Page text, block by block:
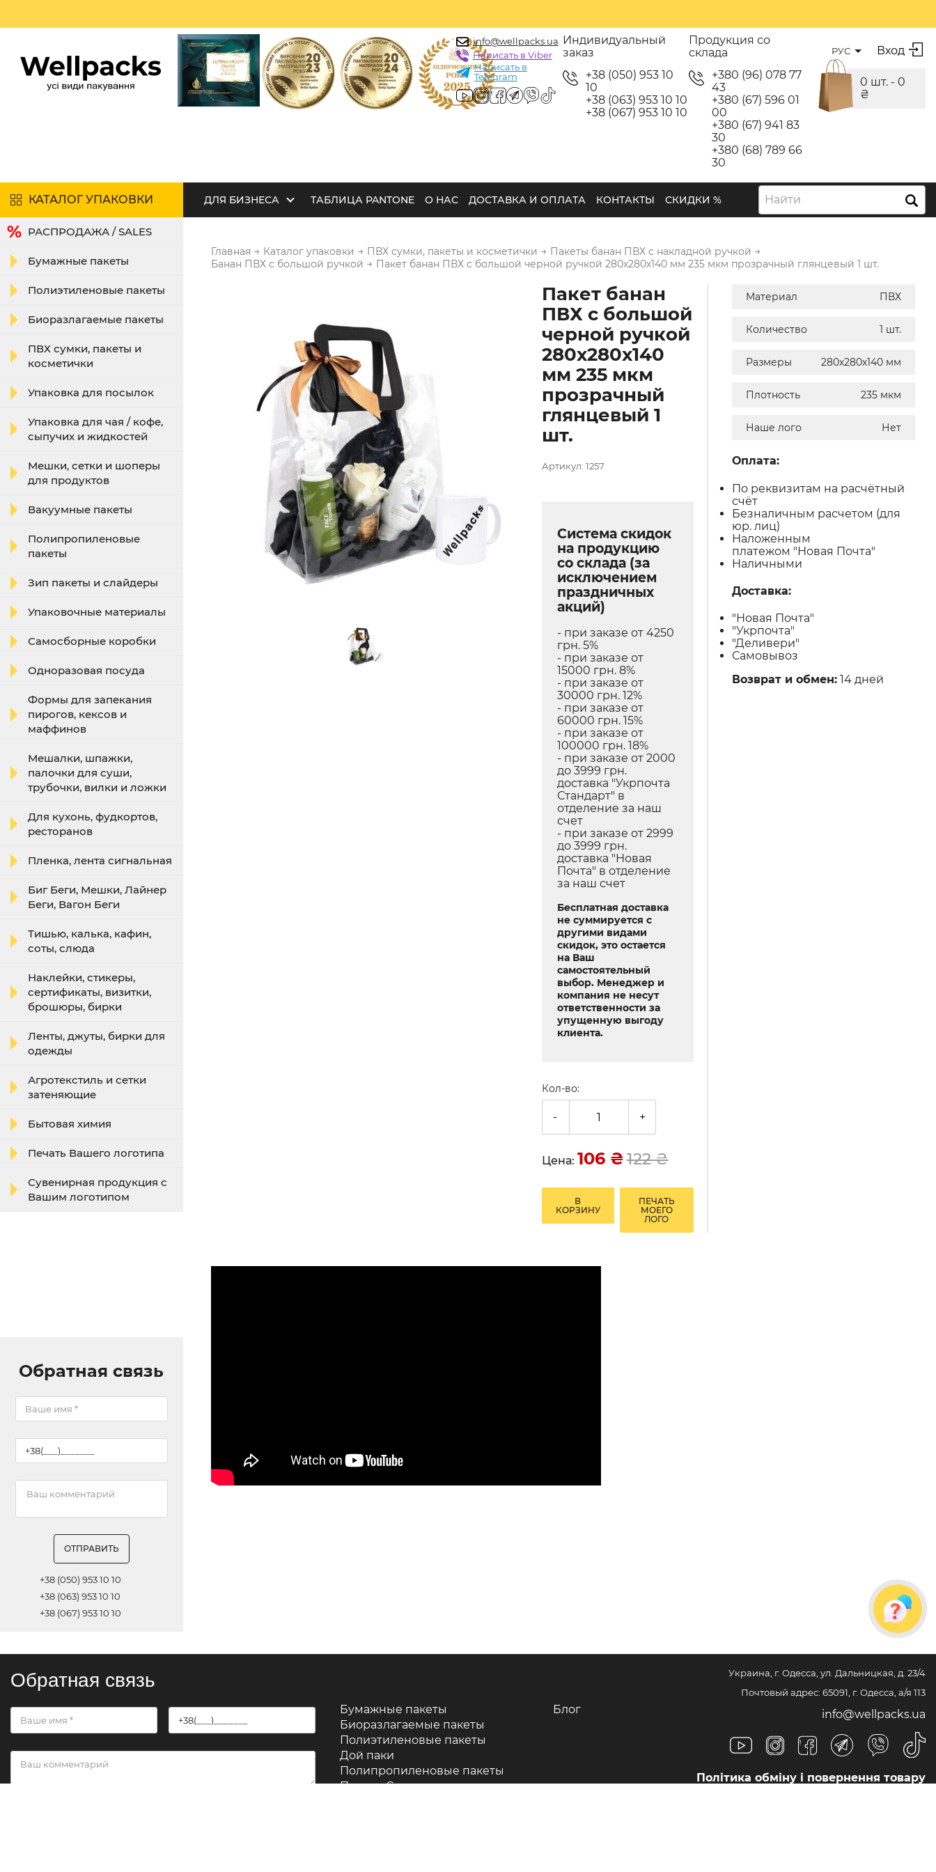
info@wellpacks.ua
Написать в Viber
Написать в
Telegram
Индивидуальный
заказ
+38 (050) 953 10
10
+38 (063) 953 10 10
+38 (067) 953 10 10
Продукция со
склада
+380 (96) 078 77
43
+380 (67) 596 01
00
+380 (67) 941 83
30
+380 (68) 789 66
30
РУС Вход
0 шт. - 0
₴
КАТАЛОГ УПАКОВКИ ДЛЯ БИЗНЕСА ТАБЛИЦА PANTONE О НАС ДОСТАВКА И ОПЛАТА КОНТАКТЫ СКИДКИ % Найти
РАСПРОДАЖА / SALES
Бумажные пакеты
Полиэтиленовые пакеты
Биоразлагаемые пакеты
ПВХ сумки, пакеты и
косметички
Упаковка для посылок
Упаковка для чая / кофе,
сыпучих и жидкостей
Мешки, сетки и шоперы
для продуктов
Вакуумные пакеты
Полипропиленовые
пакеты
Зип пакеты и слайдеры
Упаковочные материалы
Самосборные коробки
Одноразовая посуда
Формы для запекания
пирогов, кексов и
маффинов
Мешалки, шпажки,
палочки для суши,
трубочки, вилки и ложки
Для кухонь, фудкортов,
ресторанов
Пленка, лента сигнальная
Биг Беги, Мешки, Лайнер
Беги, Вагон Беги
Тишью, калька, кафин,
соты, слюда
Наклейки, стикеры,
сертификаты, визитки,
брошюры, бирки
Ленты, джуты, бирки для
одежды
Агротекстиль и сетки
затеняющие
Бытовая химия
Печать Вашего логотипа
Сувенирная продукция с
Вашим логотипом
Обратная связь
ОТПРАВИТЬ
+38 (050) 953 10 10
+38 (063) 953 10 10
+38 (067) 953 10 10
Главная → Каталог упаковки → ПВХ сумки, пакеты и косметички → Пакеты банан ПВХ с накладной ручкой →
Банан ПВХ с большой ручкой → Пакет банан ПВХ с большой черной ручкой 280х280х140 мм 235 мкм прозрачный глянцевый 1 шт.
Пакет банан
ПВХ с большой
черной ручкой
280х280х140
мм 235 мкм
прозрачный
глянцевый 1
шт.
Артикул: 1257
Система скидок
на продукцию
со склада (за
исключением
праздничных
акций)
- при заказе от 4250
грн. 5%
- при заказе от
15000 грн. 8%
- при заказе от
30000 грн. 12%
- при заказе от
60000 грн. 15%
- при заказе от
100000 грн. 18%
- при заказе от 2000
до 3999 грн.
доставка "Укрпочта
Стандарт" в
отделение за наш
счет
- при заказе от 2999
до 3999 грн.
доставка "Новая
Почта" в отделение
за наш счет
Бесплатная доставка
не суммируется с
другими видами
скидок, это остается
на Ваш
самостоятельный
выбор. Менеджер и
компания не несут
ответственности за
упущенную выгоду
клиента.
Кол-во:
- +
Цена: 106 ₴122₴
В
КОРЗИНУ
ПЕЧАТЬ
МОЕГО
ЛОГО
Материал ПВХ
Количество 1 шт.
Размеры 280х280х140 мм
Плотность 235 мкм
Наше лого Нет
Оплата:
По реквизитам на расчётный
счёт
Безналичным расчетом (для
юр. лиц)
Наложенным
платежом "Новая Почта"
Наличными
Доставка:
"Новая Почта"
"Укрпочта"
"Деливери"
Самовывоз
Возврат и обмен: 14 дней
Обратная связь
Бумажные пакеты
Биоразлагаемые пакеты
Полиэтиленовые пакеты
Дой паки
Полипропиленовые пакеты
Пакеты Саше
Блог
Украина, г. Одесса, ул. Дальницкая, д. 23/4
Почтовый адрес: 65091, г. Одесса, а/я 113
info@wellpacks.ua
Політика обміну і повернення товару